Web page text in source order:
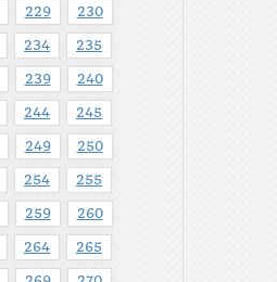
229 230
234 235
239 240
244 245
249 250
254 255
259 260
264 265